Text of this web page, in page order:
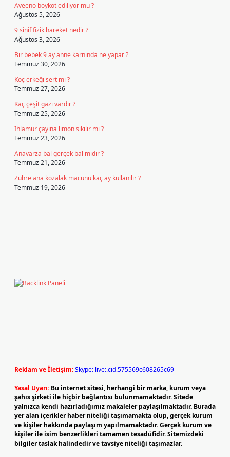
Aveeno boykot ediliyor mu ?
Ağustos 5, 2026
9 sinif fizik hareket nedir ?
Ağustos 3, 2026
Bir bebek 9 ay anne karnında ne yapar ?
Temmuz 30, 2026
Koç erkeği sert mi ?
Temmuz 27, 2026
Kaç çeşit gazı vardır ?
Temmuz 25, 2026
Ihlamur çayına limon sıkılır mı ?
Temmuz 23, 2026
Anavarza bal gerçek bal mıdır ?
Temmuz 21, 2026
Zühre ana kozalak macunu kaç ay kullanılır ?
Temmuz 19, 2026
Reklam ve İletişim:Skype: live:.cid.575569c608265c69
Yasal Uyarı: Bu internet sitesi, herhangi bir marka, kurum veya
şahıs şirketi ile hiçbir bağlantısı bulunmamaktadır. Sitede
yalnızca kendi hazırladığımız makaleler paylaşılmaktadır. Burada
yer alan içerikler haber niteliği taşımamakta olup, gerçek kurum
ve kişiler hakkında paylaşım yapılmamaktadır. Gerçek kurum ve
kişiler ile isim benzerlikleri tamamen tesadüfidir. Sitemizdeki
bilgiler taslak halindedir ve tavsiye niteliği taşımazlar.